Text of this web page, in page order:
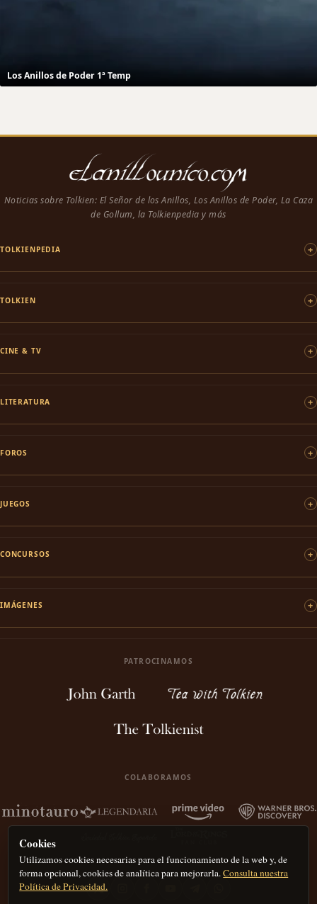
Los Anillos de Poder 1ª Temp
Noticias sobre Tolkien: El Señor de los Anillos, Los Anillos de Poder, La Caza
de Gollum, la Tolkienpedia y más
TOLKIENPEDIA
TOLKIEN
CINE & TV
LITERATURA
FOROS
JUEGOS
CONCURSOS
IMÁGENES
PATROCINAMOS
COLABORAMOS
Cookies
Utilizamos cookies necesarias para el funcionamiento de la web y, de
forma opcional, cookies de analítica para mejorarla.Consulta nuestra
Política de Privacidad.